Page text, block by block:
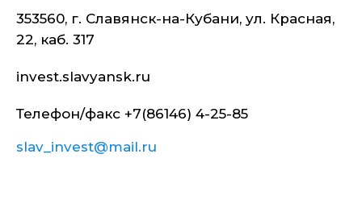
353560, г. Славянск-на-Кубани, ул. Красная,
22, каб. 317
invest.slavyansk.ru
Телефон/факс +7(86146) 4-25-85
slav_invest@mail.ru